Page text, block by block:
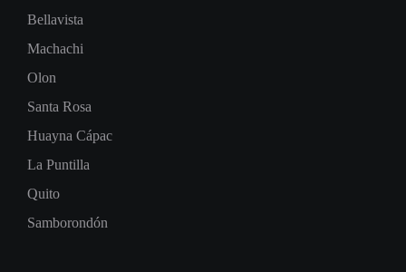
Bellavista
Machachi
Olon
Santa Rosa
Huayna Cápac
La Puntilla
Quito
Samborondón